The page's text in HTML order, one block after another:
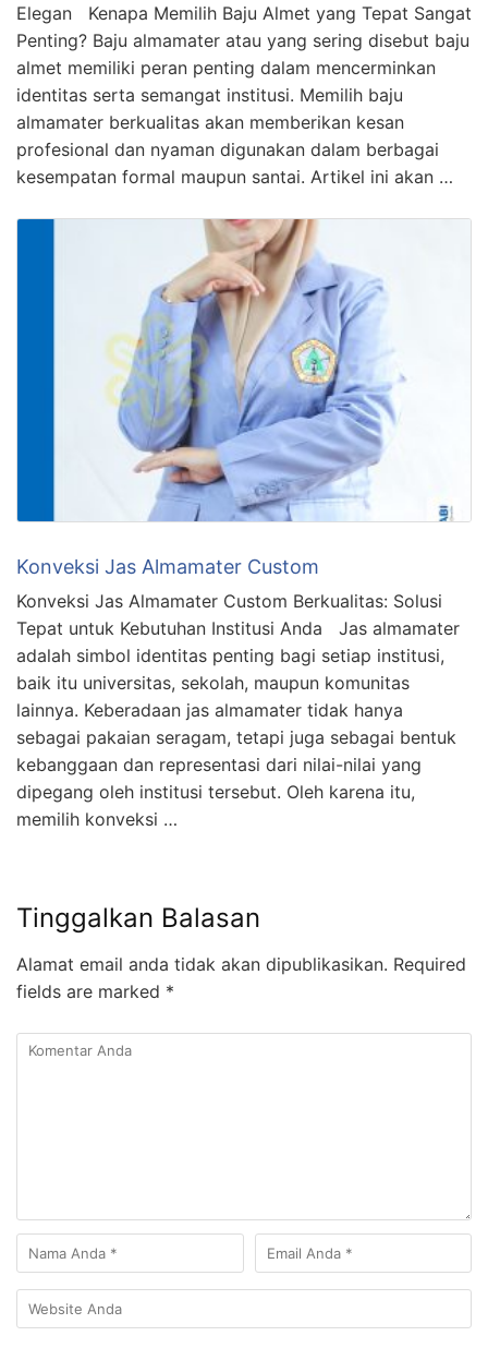
Elegan Kenapa Memilih Baju Almet yang Tepat Sangat
Penting? Baju almamater atau yang sering disebut baju
almet memiliki peran penting dalam mencerminkan
identitas serta semangat institusi. Memilih baju
almamater berkualitas akan memberikan kesan
profesional dan nyaman digunakan dalam berbagai
kesempatan formal maupun santai. Artikel ini akan …
Konveksi Jas Almamater Custom
Konveksi Jas Almamater Custom Berkualitas: Solusi
Tepat untuk Kebutuhan Institusi Anda Jas almamater
adalah simbol identitas penting bagi setiap institusi,
baik itu universitas, sekolah, maupun komunitas
lainnya. Keberadaan jas almamater tidak hanya
sebagai pakaian seragam, tetapi juga sebagai bentuk
kebanggaan dan representasi dari nilai-nilai yang
dipegang oleh institusi tersebut. Oleh karena itu,
memilih konveksi …
Tinggalkan Balasan
Alamat email anda tidak akan dipublikasikan. Required
fields are marked *